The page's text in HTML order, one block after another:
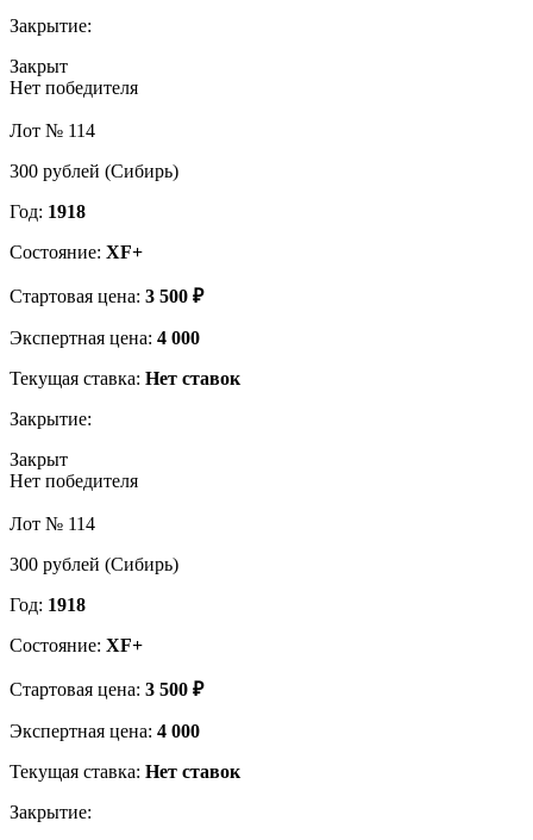
Закрытие:
Закрыт
Нет победителя
Лот № 114
300 рублей (Сибирь)
Год: 1918
Состояние: XF+
Стартовая цена: 3 500 ₽
Экспертная цена: 4 000
Текущая ставка: Нет ставок
Закрытие:
Закрыт
Нет победителя
Лот № 114
300 рублей (Сибирь)
Год: 1918
Состояние: XF+
Стартовая цена: 3 500 ₽
Экспертная цена: 4 000
Текущая ставка: Нет ставок
Закрытие: